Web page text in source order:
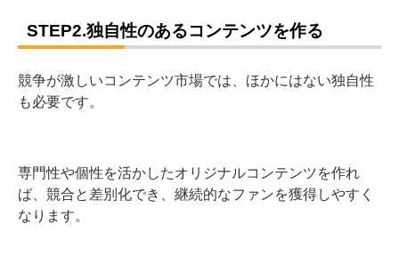
STEP2.独自性のあるコンテンツを作る
競争が激しいコンテンツ市場では、ほかにはない独自性
も必要です。
専門性や個性を活かしたオリジナルコンテンツを作れ
ば、競合と差別化でき、継続的なファンを獲得しやすく
なります。